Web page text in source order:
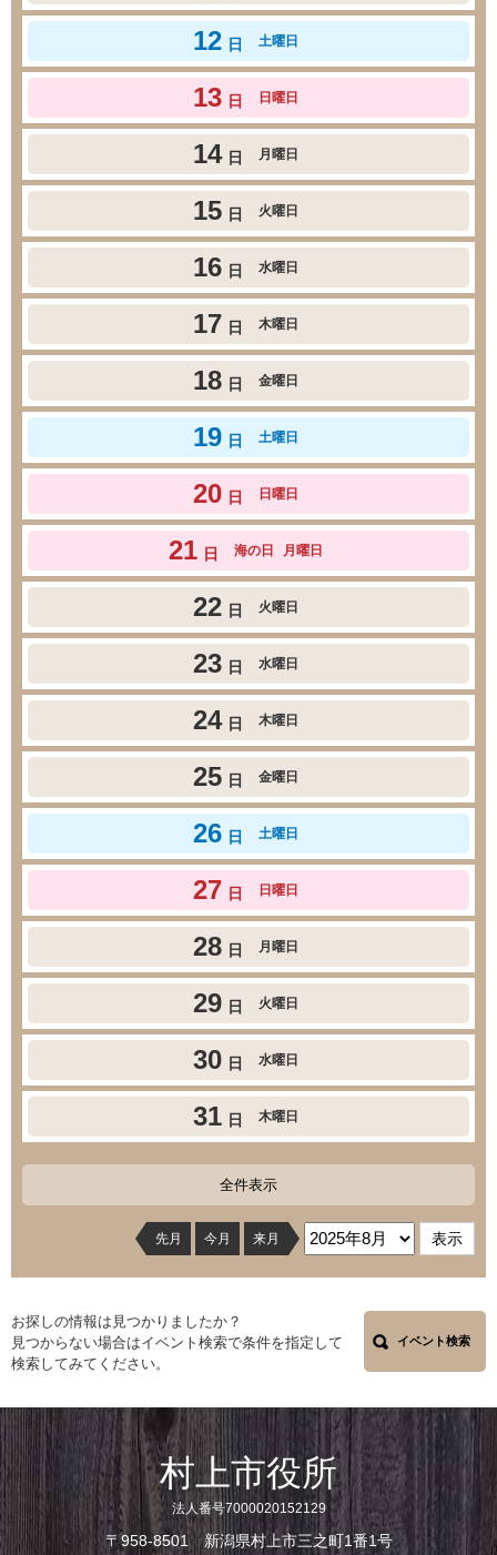
12 日 土曜日
13 日 日曜日
14 日 月曜日
15 日 火曜日
16 日 水曜日
17 日 木曜日
18 日 金曜日
19 日 土曜日
20 日 日曜日
21 日 海の日 月曜日
22 日 火曜日
23 日 水曜日
24 日 木曜日
25 日 金曜日
26 日 土曜日
27 日 日曜日
28 日 月曜日
29 日 火曜日
30 日 水曜日
31 日 木曜日
全件表示
先月 今月 来月
お探しの情報は見つかりましたか？
見つからない場合はイベント検索で条件を指定して
検索してみてください。
イベント検索
村上市役所
法人番号7000020152129
〒958-8501 新潟県村上市三之町1番1号